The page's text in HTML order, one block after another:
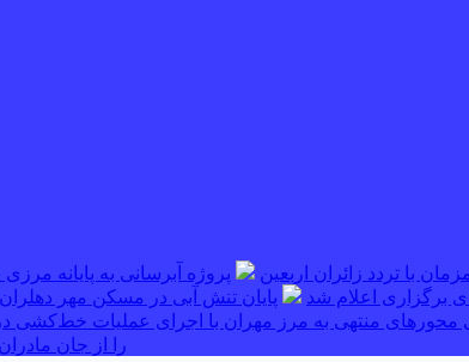
پروژه آبرسانی به پایانه
پایان تنش آبی در مسکن مهر دهلران؛ ۳ هزار نفر از آب شرب پایدار بهره‌مند
محورهای منتهی به مرز مهران با اجرای عملیات خط‌کشی
را از جان